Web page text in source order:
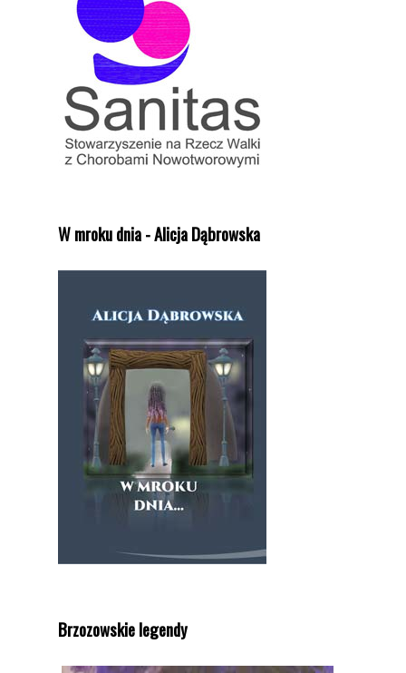
W mroku dnia - Alicja Dąbrowska
Brzozowskie legendy